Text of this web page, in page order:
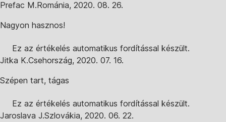
Prefac M.Románia, 2020. 08. 26.
Nagyon hasznos!
Ez az értékelés automatikus fordítással készült.
Jitka K.Csehország, 2020. 07. 16.
Szépen tart, tágas
Ez az értékelés automatikus fordítással készült.
Jaroslava J.Szlovákia, 2020. 06. 22.